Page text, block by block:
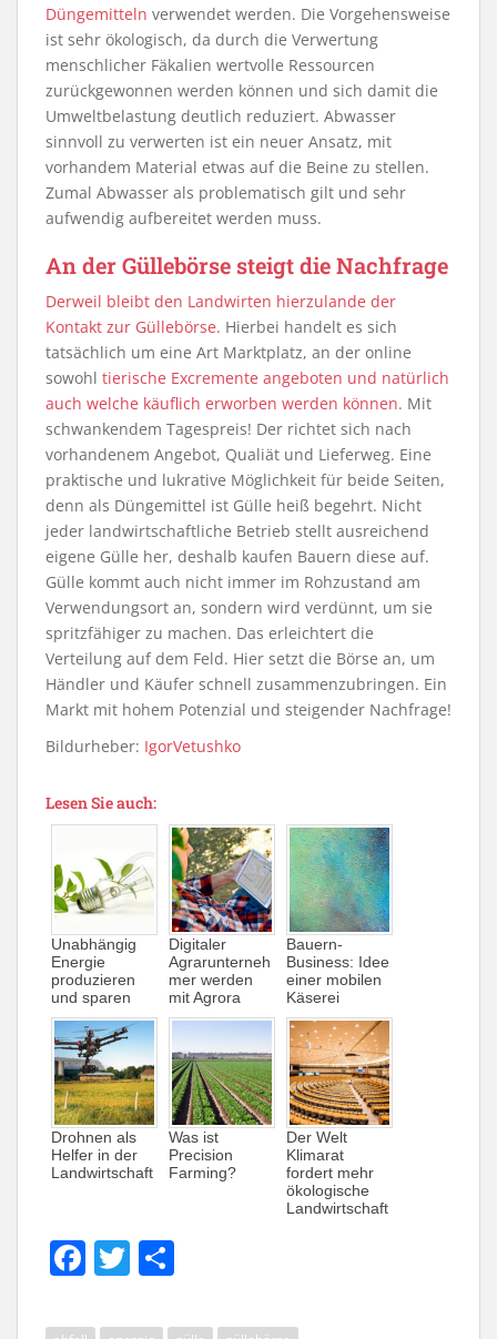
Düngemitteln verwendet werden. Die Vorgehensweise
ist sehr ökologisch, da durch die Verwertung
menschlicher Fäkalien wertvolle Ressourcen
zurückgewonnen werden können und sich damit die
Umweltbelastung deutlich reduziert. Abwasser
sinnvoll zu verwerten ist ein neuer Ansatz, mit
vorhandem Material etwas auf die Beine zu stellen.
Zumal Abwasser als problematisch gilt und sehr
aufwendig aufbereitet werden muss.
An der Güllebörse steigt die Nachfrage
Derweil bleibt den Landwirten hierzulande der
Kontakt zur Güllebörse. Hierbei handelt es sich
tatsächlich um eine Art Marktplatz, an der online
sowohl tierische Excremente angeboten und natürlich
auch welche käuflich erworben werden können. Mit
schwankendem Tagespreis! Der richtet sich nach
vorhandenem Angebot, Qualiät und Lieferweg. Eine
praktische und lukrative Möglichkeit für beide Seiten,
denn als Düngemittel ist Gülle heiß begehrt. Nicht
jeder landwirtschaftliche Betrieb stellt ausreichend
eigene Gülle her, deshalb kaufen Bauern diese auf.
Gülle kommt auch nicht immer im Rohzustand am
Verwendungsort an, sondern wird verdünnt, um sie
spritzfähiger zu machen. Das erleichtert die
Verteilung auf dem Feld. Hier setzt die Börse an, um
Händler und Käufer schnell zusammenzubringen. Ein
Markt mit hohem Potenzial und steigender Nachfrage!
Bildurheber: IgorVetushko
Lesen Sie auch:
Unabhängig
Energie
produzieren
und sparen
Digitaler
Agrarunterneh
mer werden
mit Agrora
Bauern-
Business: Idee
einer mobilen
Käserei
Drohnen als
Helfer in der
Landwirtschaft
Was ist
Precision
Farming?
Der Welt
Klimarat
fordert mehr
ökologische
Landwirtschaft
F
a
c
T
w
itt le